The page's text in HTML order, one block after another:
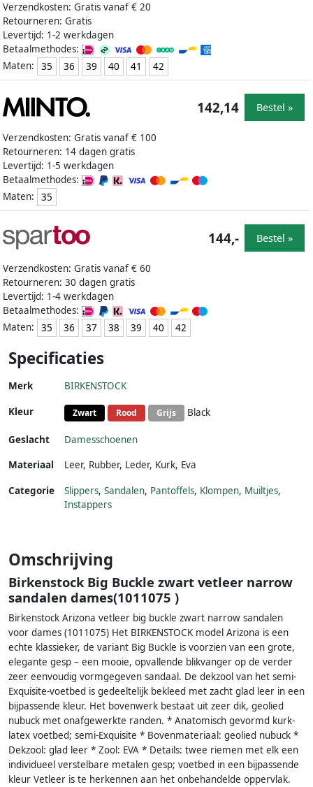
Verzendkosten: Gratis vanaf € 20
Retourneren: Gratis
Levertijd: 1-2 werkdagen
Betaalmethodes:
Maten:
35 36 39 40 41 42
Verzendkosten: Gratis vanaf € 100
Retourneren: 14 dagen gratis
Levertijd: 1-5 werkdagen
Betaalmethodes:
Maten:
35
142,14 Bestel »
Verzendkosten: Gratis vanaf € 60
Retourneren: 30 dagen gratis
Levertijd: 1-4 werkdagen
Betaalmethodes:
Maten:
35 36 37 38 39 40 42
144,- Bestel »
Specificaties
Merk BIRKENSTOCK
Kleur Zwart Rood Grijs Black
Geslacht
Damesschoenen
Materiaal
Leer, Rubber, Leder, Kurk, Eva
Categorie Slippers, Sandalen, Pantoffels, Klompen, Muiltjes,
Instappers
Omschrijving
Birkenstock Big Buckle zwart vetleer narrow
sandalen dames(1011075 )
Birkenstock Arizona vetleer big buckle zwart narrow sandalen
voor dames (1011075) Het BIRKENSTOCK model Arizona is een
echte klassieker, de variant Big Buckle is voorzien van een grote,
elegante gesp – een mooie, opvallende blikvanger op de verder
zeer eenvoudig vormgegeven sandaal. De dekzool van het semi-
Exquisite-voetbed is gedeeltelijk bekleed met zacht glad leer in een
bijpassende kleur. Het bovenwerk bestaat uit zeer dik, geolied
nubuck met onafgewerkte randen. * Anatomisch gevormd kurk-
latex voetbed; semi-Exquisite * Bovenmateriaal: geolied nubuck *
Dekzool: glad leer * Zool: EVA * Details: twee riemen met elk een
individueel verstelbare metalen gesp; voetbed in een bijpassende
kleur Vetleer is te herkennen aan het onbehandelde oppervlak.